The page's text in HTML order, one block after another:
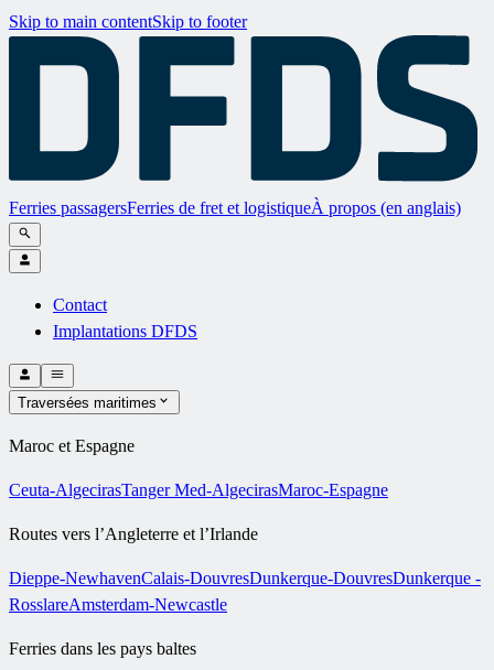
Skip to main contentSkip to footer
Ferries passagersFerries de fret et logistiqueÀ propos (en anglais)
Contact
Implantations DFDS
Traversées maritimes
Maroc et Espagne
Ceuta-AlgecirasTanger Med-AlgecirasMaroc-Espagne
Routes vers l’Angleterre et l’Irlande
Dieppe-NewhavenCalais-DouvresDunkerque-DouvresDunkerque -
RosslareAmsterdam-Newcastle
Ferries dans les pays baltes